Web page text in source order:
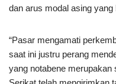
dan arus modal asing yang
“Pasar mengamati
saat ini justru perang
yang notabene merupakan